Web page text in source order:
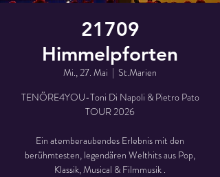
21709
Himmelpforten
Mi., 27. Mai
  |
St.Marien
TENÖRE4YOU-Toni Di Napoli & Pietro Pato
TOUR 2026
Ein atemberaubendes Erlebnis mit den
berühmtesten, legendären Welthits aus Pop,
Klassik, Musical & Filmmusik .